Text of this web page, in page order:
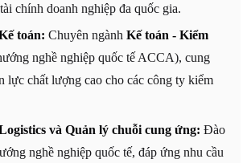
chính doanh nghiệp đa quốc gia.
toán: Chuyên ngành Kế toán - Kiểm
nghề nghiệp quốc tế ACCA), cung
lực chất lượng cao cho các công ty kiểm
và Quản lý chuỗi cung ứng: Đào
nghề nghiệp quốc tế, đáp ứng nhu cầu